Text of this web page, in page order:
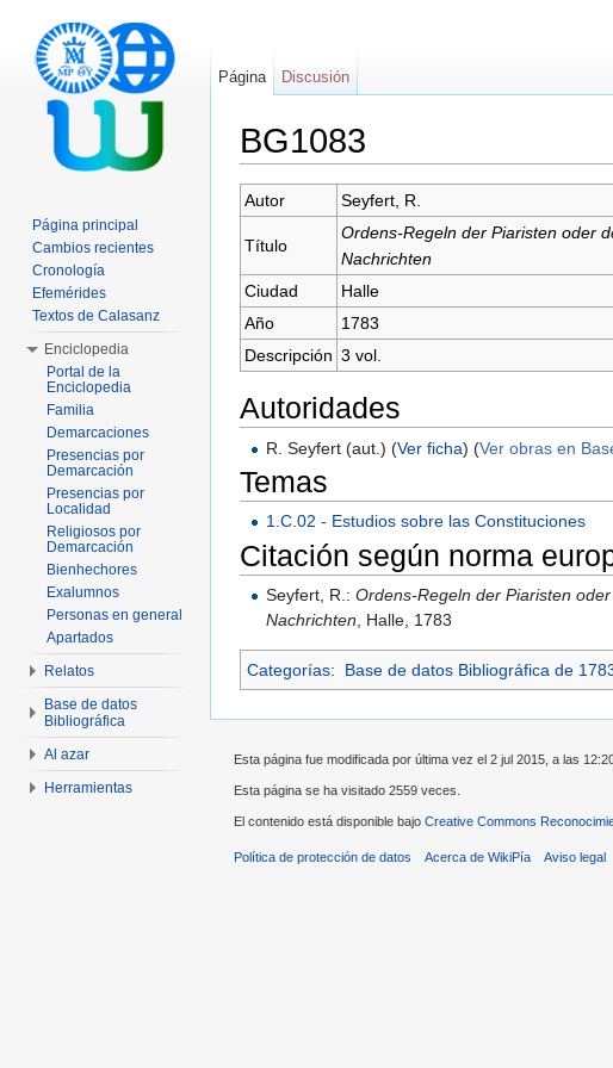
BG1083
Autor
Seyfert, R.
Título
Ordens-Regeln der Piaristen oder
Nachrichten
Ciudad
Halle
Año
1783
Descripción 3 vol.
Autoridades
R. Seyfert (aut.) (Ver ficha) (Ver obras en
Temas
1.C.02 - Estudios sobre las Constituciones
Citación según norma
Seyfert, R.:Ordens-Regeln der Piaristen
Nachrichten , Halle, 1783
Categorías: Base de datos Bibliográfica de
Página Discusión
Página principal
Cambios recientes
Cronología
Efemérides
Textos de Calasanz
Enciclopedia
Portal de la
Enciclopedia
Familia
Demarcaciones
Presencias por
Demarcación
Presencias por
Localidad
Religiosos por
Demarcación
Bienhechores
Exalumnos
Personas en general
Apartados
Relatos
Base de datos
Bibliográfica
Al azar
Herramientas
Esta página fue modificada por última vez el 2 jul 2015, a las
Esta página se ha visitado 2559 veces.
El contenido está disponible bajo Creative Commons
Política de protección de datos Acerca de WikiPía Aviso legal